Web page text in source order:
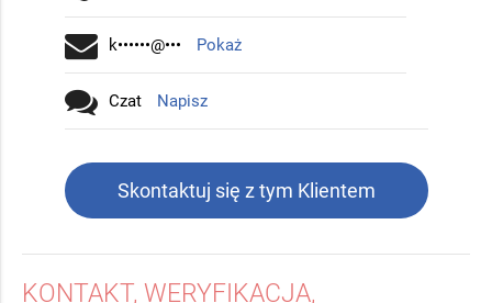
k••••••@••• Pokaż
Czat Napisz
Skontaktuj się z tym Klientem
KONTAKT, WERYFIKACJA,